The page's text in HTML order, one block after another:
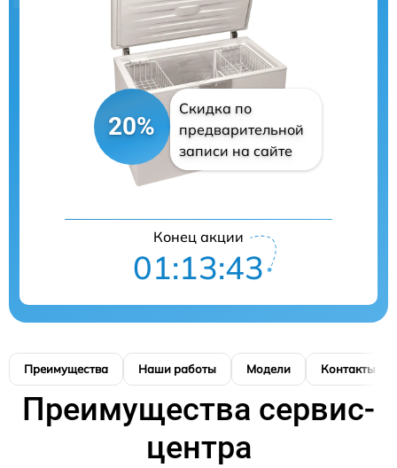
20%
Скидка по
предварительной
записи на сайте
Конец акции
01:13:43
Преимущества Наши работы Модели Контакты
Преимущества сервис-
центра